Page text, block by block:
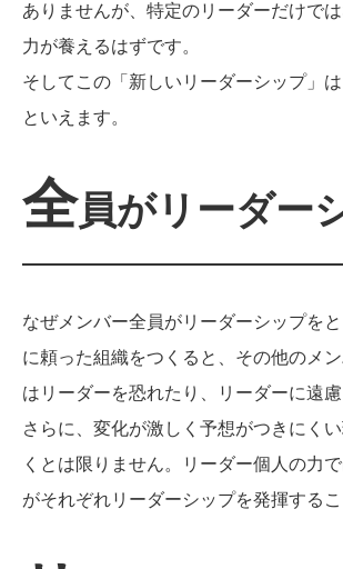
ありませんが、特定のリーダーだけで
力が養えるはずです。
そしてこの「新しいリーダーシップ」
といえます。
全員がリーダー
なぜメンバー全員がリーダーシップを
に頼った組織をつくると、その他のメ
はリーダーを恐れたり、リーダーに遠
さらに、変化が激しく予想がつきにく
くとは限りません。リーダー個人の力
がそれぞれリーダーシップを発揮する